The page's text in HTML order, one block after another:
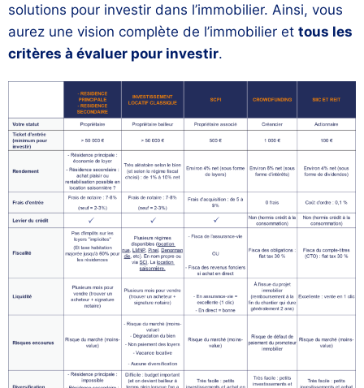
solutions pour investir dans l’immobilier. Ainsi, vous
aurez une vision complète de l’immobilier et tous les
critères à évaluer pour investir.